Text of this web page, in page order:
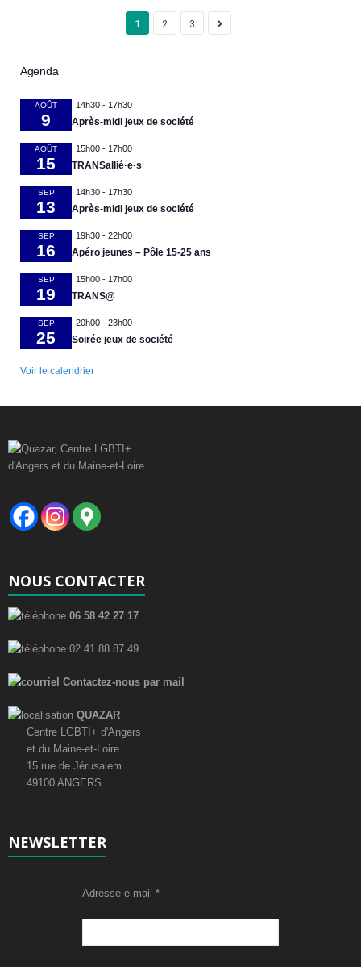
1 2 3
Agenda
AOÛT
9
14h30 - 17h30
Après-midi jeux de société
AOÛT
15
15h00 - 17h00
TRANSallié·e·s
SEP
13
14h30 - 17h30
Après-midi jeux de société
SEP
16
19h30 - 22h00
Apéro jeunes – Pôle 15-25 ans
SEP
19
15h00 - 17h00
TRANS@
SEP
25
20h00 - 23h00
Soirée jeux de société
Voir le calendrier
NOUS CONTACTER
06 58 42 27 17
02 41 88 87 49
Contactez-nous par mail
QUAZAR
Centre LGBTI+ d'Angers
et du Maine-et-Loire
15 rue de Jérusalem
49100 ANGERS
NEWSLETTER
Adresse e-mail *